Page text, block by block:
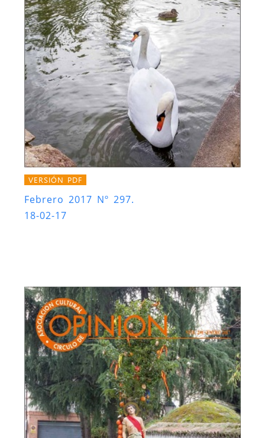
VERSIÓN PDF
Febrero 2017 Nº 297.
18-02-17